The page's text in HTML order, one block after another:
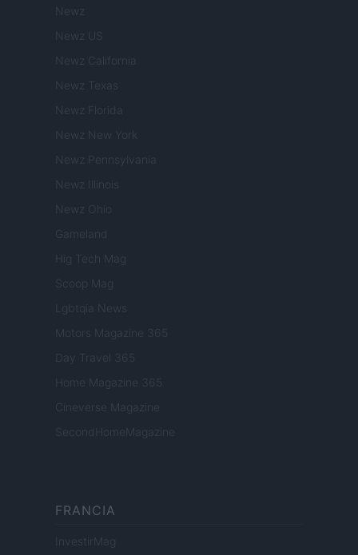
Newz
Newz US
Newz California
Newz Texas
Newz Florida
Newz New York
Newz Pennsylvania
Newz Illinois
Newz Ohio
Gameland
Hig Tech Mag
Scoop Mag
Lgbtqia News
Motors Magazine 365
Day Travel 365
Home Magazine 365
Cineverse Magazine
SecondHomeMagazine
FRANCIA
InvestirMag